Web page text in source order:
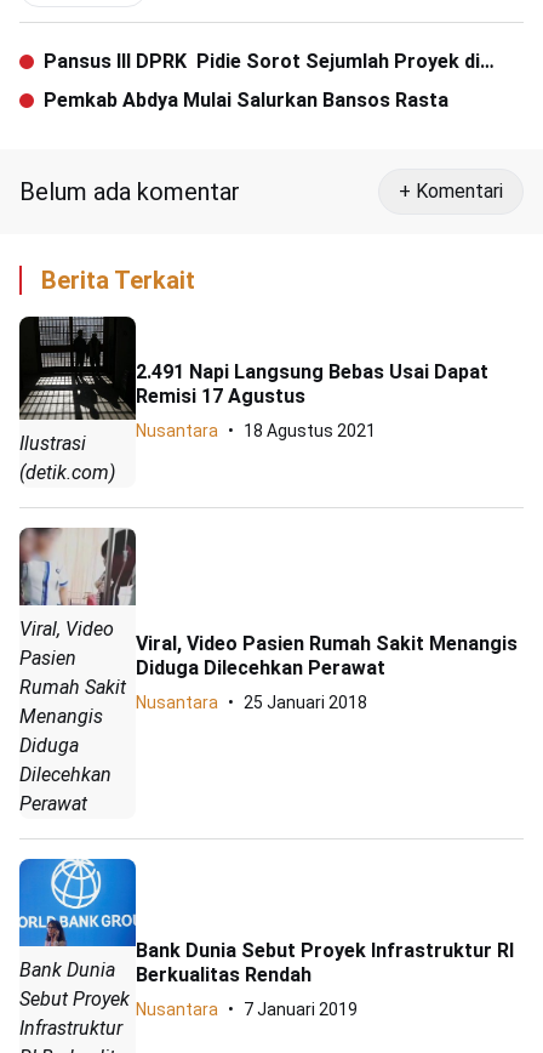
Pansus III DPRK Pidie Sorot Sejumlah Proyek di
Kembang Tanjong
Pemkab Abdya Mulai Salurkan Bansos Rasta
Belum ada komentar + Komentari
Berita Terkait
Ilustrasi
(detik.com)
2.491 Napi Langsung Bebas Usai Dapat
Remisi 17 Agustus
Nusantara 18 Agustus 2021
Viral, Video
Pasien
Rumah Sakit
Menangis
Diduga
Dilecehkan
Perawat
Viral, Video Pasien Rumah Sakit Menangis
Diduga Dilecehkan Perawat
Nusantara 25 Januari 2018
Bank Dunia
Sebut Proyek
Infrastruktur
Bank Dunia Sebut Proyek Infrastruktur RI
Berkualitas Rendah
Nusantara 7 Januari 2019